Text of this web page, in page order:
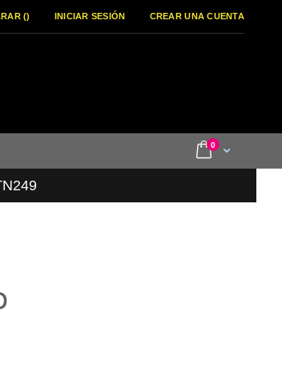
() INICIAR SESIÓN CREAR UNA CUENTA
Cart
0items